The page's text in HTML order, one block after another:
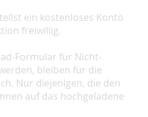
ein kostenloses Konto
freiwillig.
Formular für Nicht-
bleiben für die
Nur diejenigen, die den
auf das hochgeladene